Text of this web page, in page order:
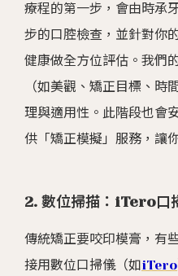
療程的第一步，會由時承
步的口腔檢查，並針對你
健康做全方位評估。我們
（如美觀、矯正目標、時
理與適用性。此階段也會
供「矯正模擬」服務，讓
2. 數位掃描：iTero口
傳統矯正要咬印模膏，有
接用數位口掃儀（如iTero